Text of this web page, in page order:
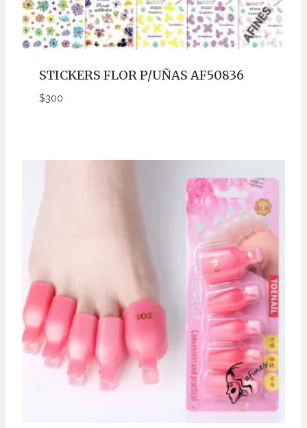
STICKERS FLOR P/UÑAS AF50836
$300